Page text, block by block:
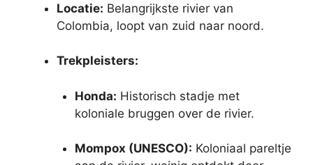
Locatie: Belangrijkste rivier van
Colombia, loopt van zuid naar noord.
Trekpleisters:
Honda: Historisch stadje met
koloniale bruggen over de rivier.
Mompox (UNESCO): Koloniaal pareltje